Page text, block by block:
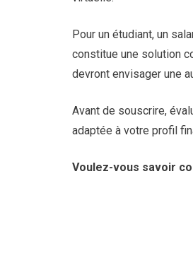
Pour un étudiant, un
constitue une solution
devront envisager une
Avant de souscrire,
adaptée à votre profil
Voulez-vous savoir